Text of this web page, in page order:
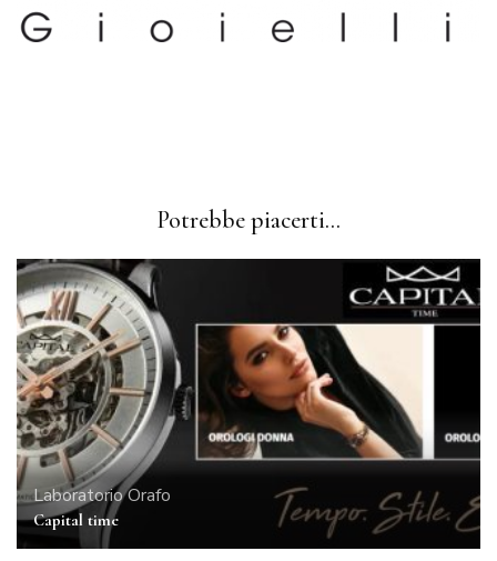
Potrebbe piacerti...
Laboratorio Orafo
Capital time